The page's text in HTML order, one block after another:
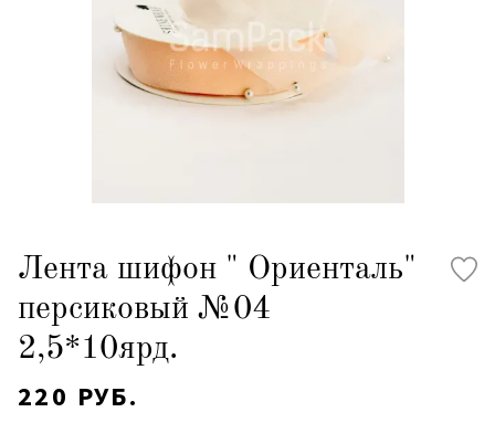
Лента шифон " Ориенталь"
персиковый №04
2,5*10ярд.
220 РУБ.